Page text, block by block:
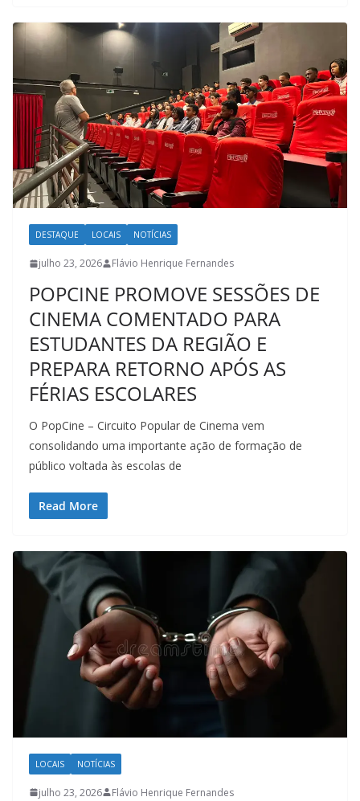
DESTAQUE LOCAIS NOTÍCIAS
julho 23, 2026 Flávio Henrique Fernandes
POPCINE PROMOVE SESSÕES DE
CINEMA COMENTADO PARA
ESTUDANTES DA REGIÃO E
PREPARA RETORNO APÓS AS
FÉRIAS ESCOLARES
O PopCine – Circuito Popular de Cinema vem
consolidando uma importante ação de formação de
público voltada às escolas de
Read More
LOCAIS NOTÍCIAS
julho 23, 2026 Flávio Henrique Fernandes